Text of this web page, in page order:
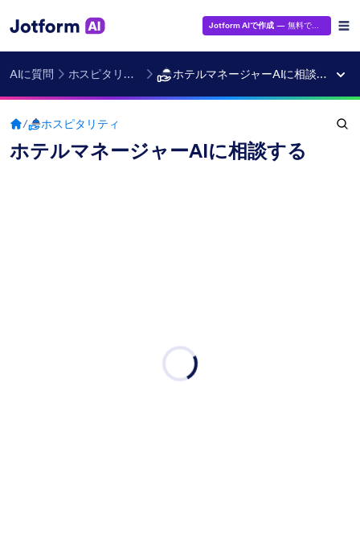
Jotform AIで作成 — 無料です！
AIに質問 ホスピタリティ ホテルマネージャーAIに相談する
/ ホスピタリティ
ホテルマネージャーAIに相談する